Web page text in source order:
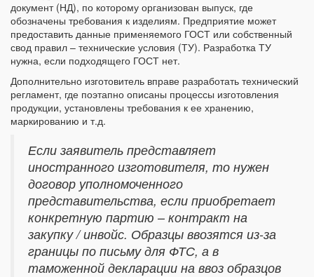
документ (НД), по которому организован выпуск, где
обозначены требования к изделиям. Предприятие может
предоставить данные применяемого ГОСТ или собственный
свод правил – технические условия (ТУ). Разработка ТУ
нужна, если подходящего ГОСТ нет.
Дополнительно изготовитель вправе разработать технический
регламент, где поэтапно описаны процессы изготовления
продукции, установлены требования к ее хранению,
маркированию и т.д.
Если заявитель представляет
иностранного изготовителя, то нужен
договор уполномоченного
представительства, если приобретает
конкретную партию – контракт на
закупку / инвойс. Образцы ввозятся из-за
границы по письму для ФТС, а в
таможенной декларации на ввоз образцов